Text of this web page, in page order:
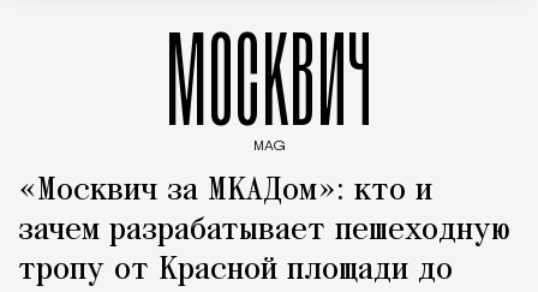
МОСКВИЧ
MAG
«Москвич за МКАДом»: кто и
зачем разрабатывает пешеходную
тропу от Красной площади до